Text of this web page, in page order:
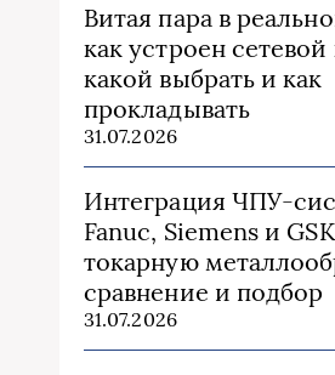
Витая пара в
как устроен сетевой
какой выбрать и как
прокладывать
31.07.2026
Интеграция ЧПУ-
Fanuc, Siemens и
токарную
сравнение и подбор
31.07.2026